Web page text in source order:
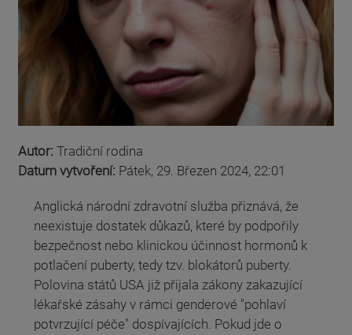
Autor: Tradiční rodina
Datum vytvoření: Pátek, 29. Březen 2024, 22:01
Anglická národní zdravotní služba přiznává, že
neexistuje dostatek důkazů, které by podpořily
bezpečnost nebo klinickou účinnost hormonů k
potlačení puberty, tedy tzv. blokátorů puberty.
Polovina států USA již přijala zákony zakazující
lékařské zásahy v rámci genderové "pohlaví
potvrzující péče" dospívajících. Pokud jde o